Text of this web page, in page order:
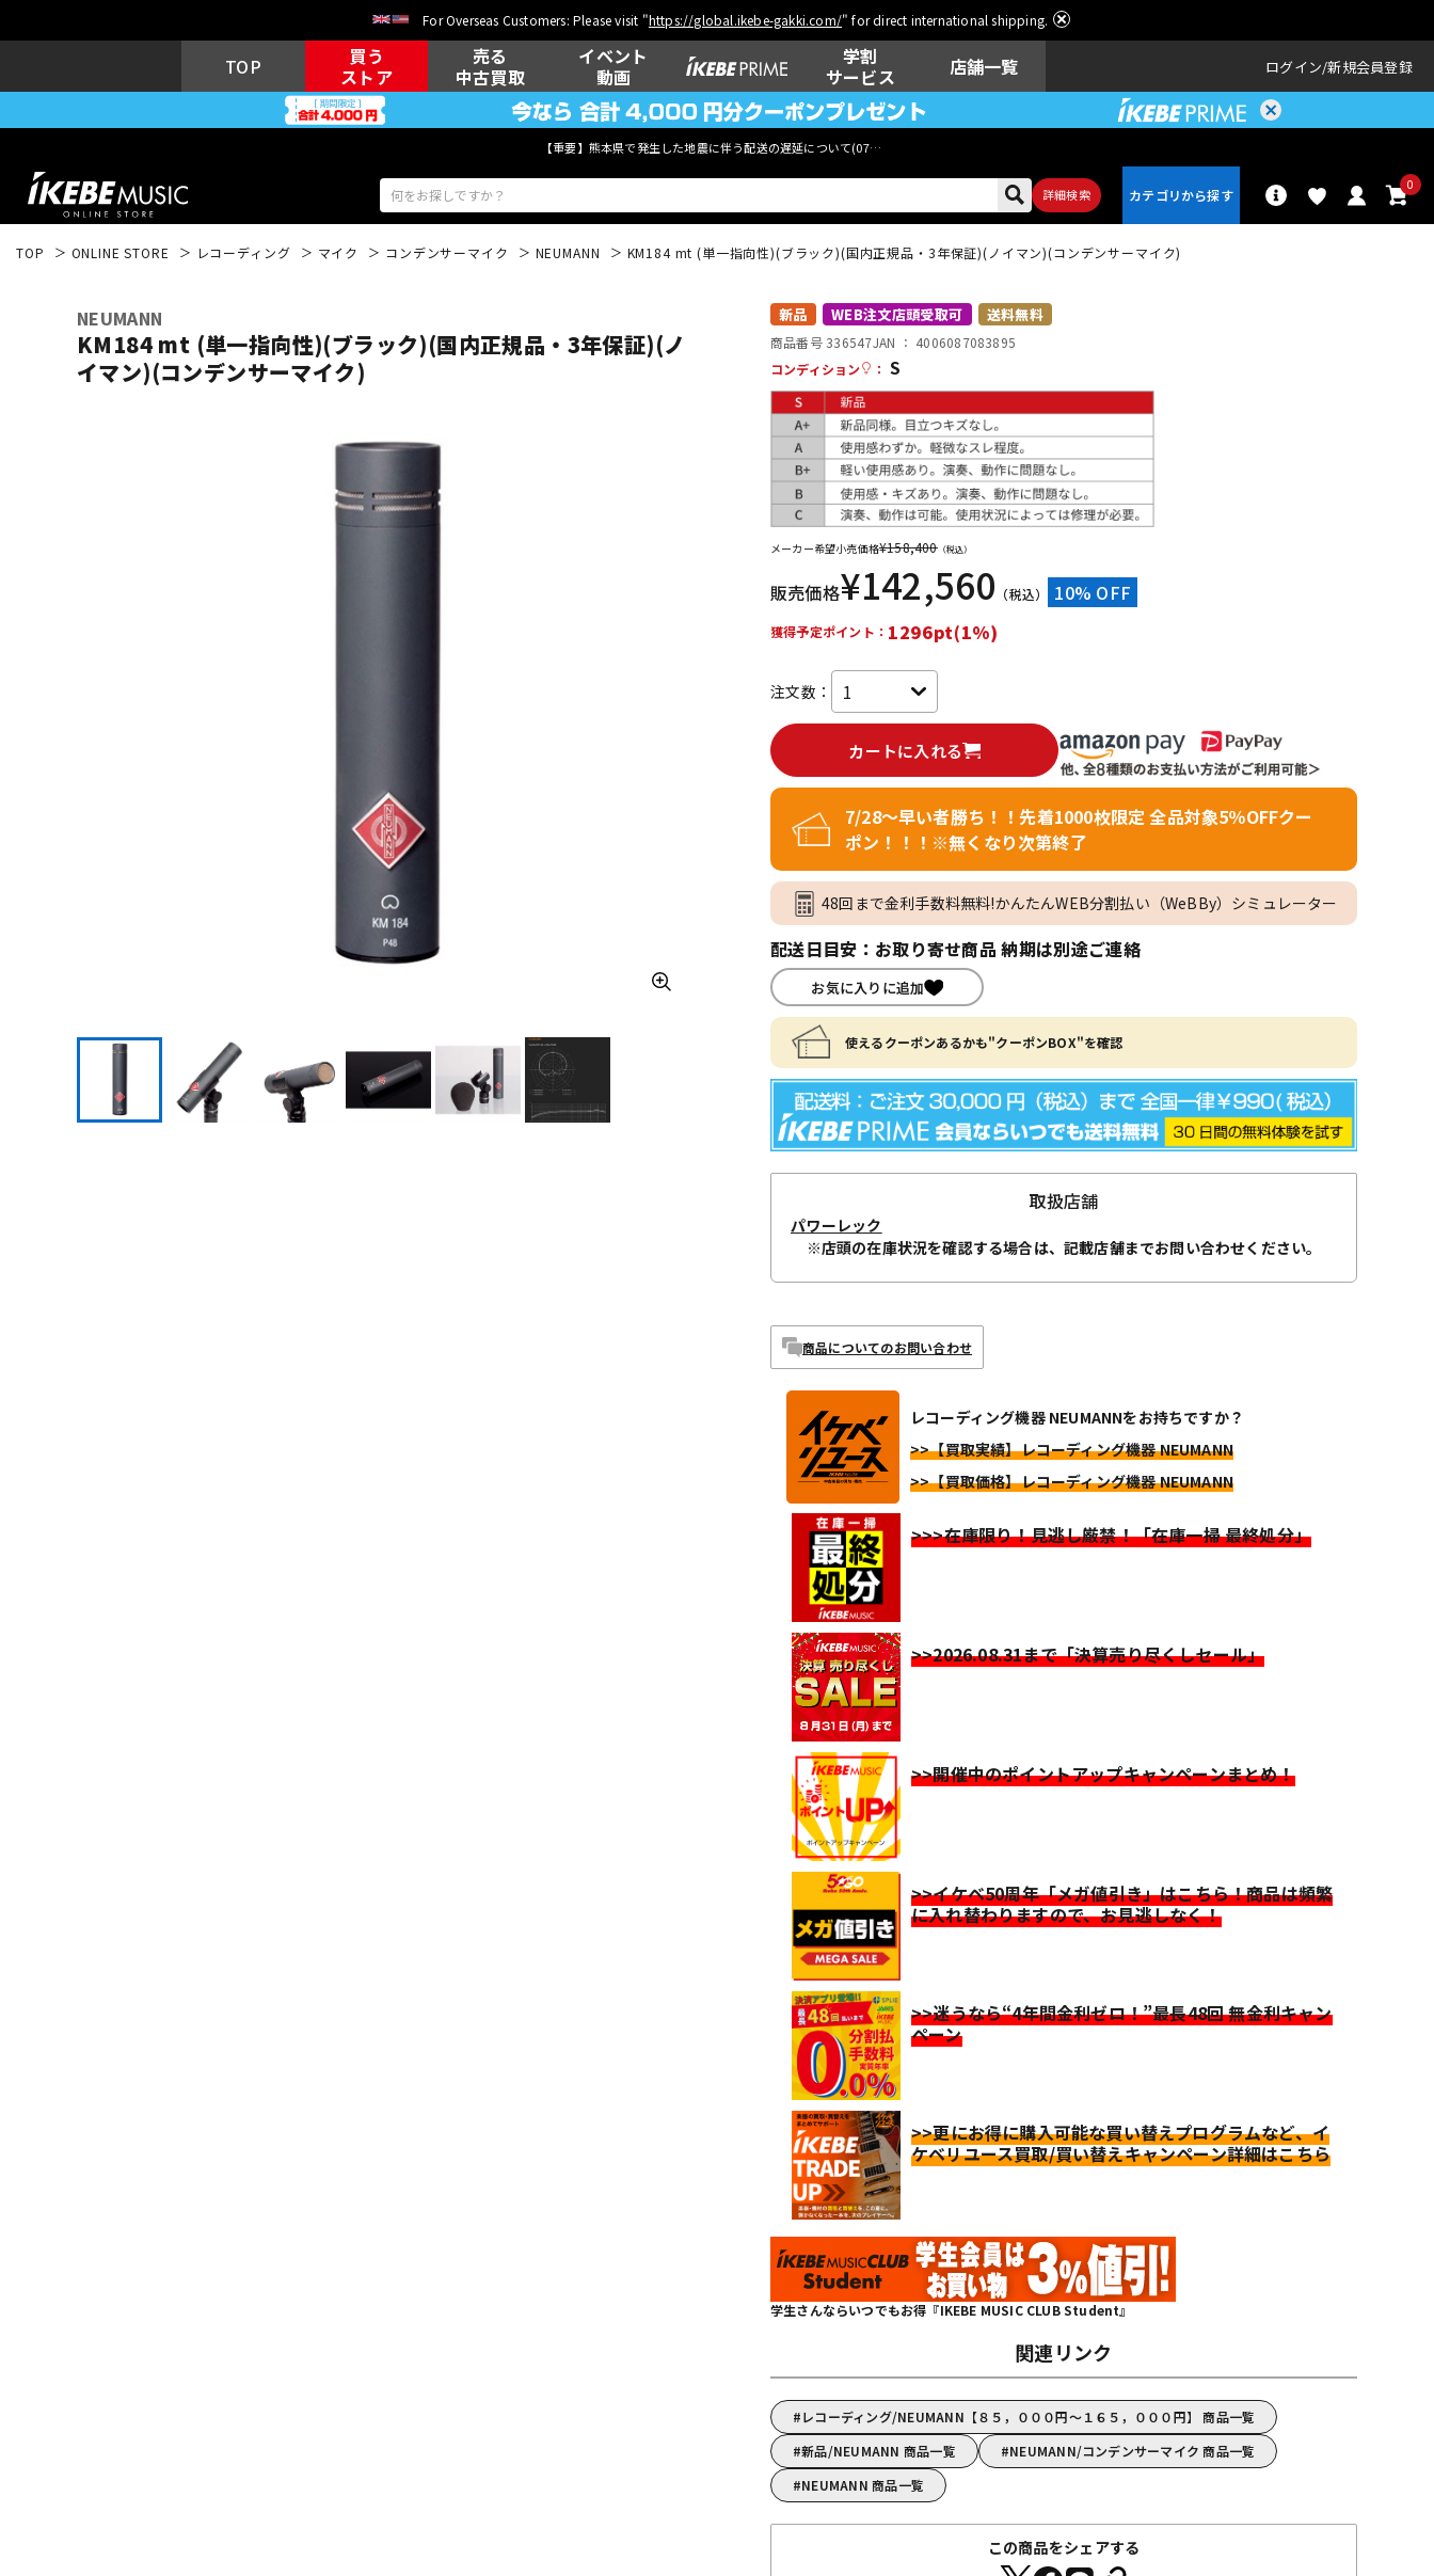
For Overseas Customers: Please visit "https://global.ikebe-gakki.com/" for direct international shipping.
TOP
買う
ストア
売る
中古買取
イベント
動画
学割
サービス
店舗一覧 ログイン 新規会員登録
【重要】熊本県で発生した地震に伴う配送の遅延について(07月29日
詳細検索
0
ウクレレ ドラム
その他楽器
DTM レコーディン
グ機器
配信/ライブ
機器
TOP ONLINE STORE レコーディング マイク コンデンサーマイク NEUMANN KM184 mt (単一指向性)(ブラック)(国内正規品・3年保証)(ノイマン)(コンデンサーマイク)
NEUMANN
KM184 mt (単一指向性)(ブラック)(国内正規品・3年保証)(ノ
イマン)(コンデンサーマイク)
新品 WEB注文店頭受取可 送料無料
商品番号 336547JAN ： 4006087083895
コンディション
： S
メーカー希望小売価格¥158,400（税込）
販売価格¥142,560 （税込） 10% OFF
獲得予定ポイント： 1296pt(1%)
注文数：
カートに入れる
7/28～早い者勝ち！！先着1000枚限定 全品対象5％OFFクー
ポン！！！※無くなり次第終了
48回まで金利手数料無料!かんたんWEB分割払い（WeBBy）シミュレーター
配送日目安：お取り寄せ商品 納期は別途ご連絡
お気に入りに追加
使えるクーポンあるかも"クーポンBOX"を確認
取扱店舗
パワーレック
※店頭の在庫状況を確認する場合は、記載店舗までお問い合わせください。
商品についてのお問い合わせ
レコーディング機器 NEUMANNをお持ちですか？
>>【買取実績】レコーディング機器 NEUMANN
>>【買取価格】レコーディング機器 NEUMANN
>>>在庫限り！見逃し厳禁！「在庫一掃 最終処分」
>>2026.08.31まで「決算売り尽くしセール」
>>開催中のポイントアップキャンペーンまとめ！
>>イケベ50周年「メガ値引き」はこちら！商品は頻繁
に入れ替わりますので、お見逃しなく！
>>迷うなら“4年間金利ゼロ！”最長48回 無金利キャン
ペーン
>>更にお得に購入可能な買い替えプログラムなど、イ
ケベリユース買取/買い替えキャンペーン詳細はこちら
学生さんならいつでもお得『IKEBE MUSIC CLUB Student』
関連リンク
レコーディング/NEUMANN【８５，０００円～１６５，０００円】 商品一覧
新品/NEUMANN 商品一覧
NEUMANN/コンデンサーマイク 商品一覧
NEUMANN 商品一覧
この商品をシェアする